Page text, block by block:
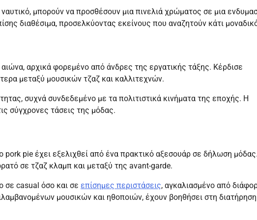
μπορούν να προσθέσουν μια πινελιά χρώματος σε μια
διαθέσιμα, προσελκύοντας εκείνους που αναζητούν κάτι
αρχικά φορεμένο από άνδρες της εργατικής τάξης. Κέρδισε
μεταξύ μουσικών τζαζ και καλλιτεχνών.
συχνά συνδεδεμένο με τα πολιτιστικά κινήματα της εποχής. Η
σύγχρονες τάσεις της μόδας.
pork pie έχει εξελιχθεί από ένα πρακτικό αξεσουάρ σε δήλωση
σε τζαζ κλαμπ και μεταξύ της avant-garde.
σε casual όσο και σε επίσημες περιστάσεις, αγκαλιασμένο από
μουσικών και ηθοποιών, έχουν βοηθήσει στη